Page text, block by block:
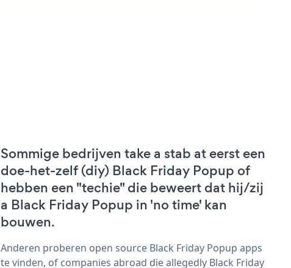
Sommige bedrijven take a stab at eerst een
doe-het-zelf (diy) Black Friday Popup of
hebben een "techie" die beweert dat hij/zij
a Black Friday Popup in 'no time' kan
bouwen.
Anderen proberen open source Black Friday Popup apps
te vinden, of companies abroad die allegedly Black Friday